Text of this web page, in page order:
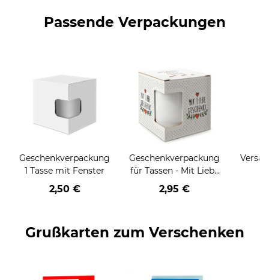
Passende Verpackungen
Geschenkverpackung
1 Tasse mit Fenster
2,50 €
Geschenkverpackung
für Tassen - Mit Liebe
geschenkt
2,95 €
Grußkarten zum Verschenken